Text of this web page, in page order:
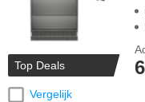
Top Deals
Vergelijk